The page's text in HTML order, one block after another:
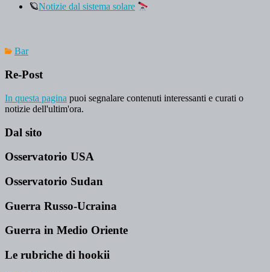
🪐Notizie dal sistema solare
Bar
Re-Post
In questa pagina puoi segnalare contenuti interessanti e curati o
notizie dell'ultim'ora.
Dal sito
Osservatorio USA
Osservatorio Sudan
Guerra Russo-Ucraina
Guerra in Medio Oriente
Le rubriche di hookii